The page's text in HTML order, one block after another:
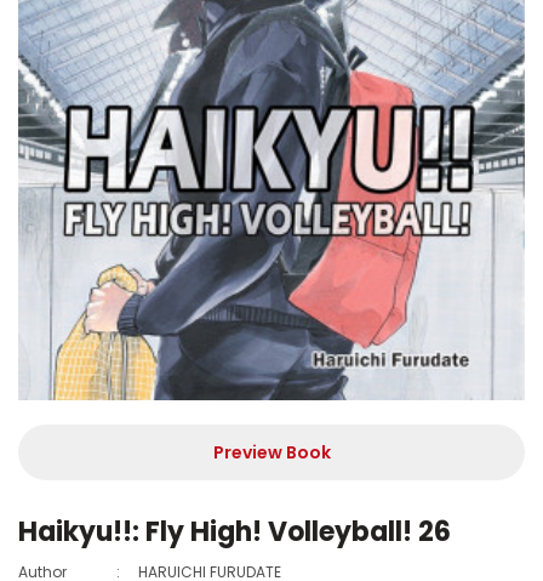
Preview Book
Haikyu!!: Fly High! Volleyball! 26
Author :
HARUICHI FURUDATE